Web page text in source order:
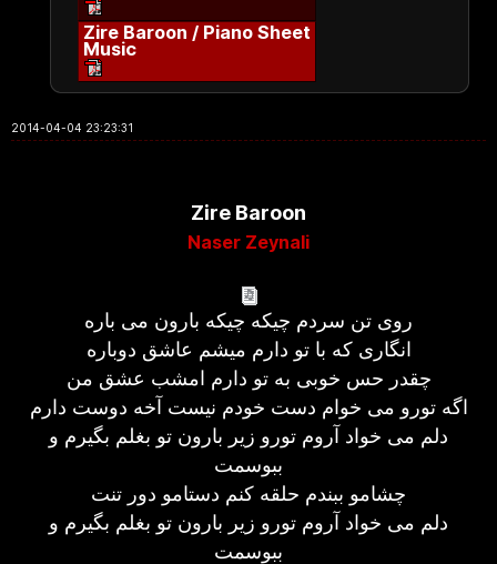
Zire Baroon / Piano Sheet
Music
2014-04-04 23:23:31
Zire Baroon
Naser Zeynali
روی تن سردم چیکه چیکه بارون می باره
انگاری که با تو دارم میشم عاشق دوباره
چقدر حس خوبی به تو دارم امشب عشق من
اگه تورو می خوام دست خودم نیست آخه دوست دارم
دلم می خواد آروم تورو زیر بارون تو بغلم بگیرم و
ببوسمت
چشامو ببندم حلقه کنم دستامو دور تنت
دلم می خواد آروم تورو زیر بارون تو بغلم بگیرم و
ببوسمت